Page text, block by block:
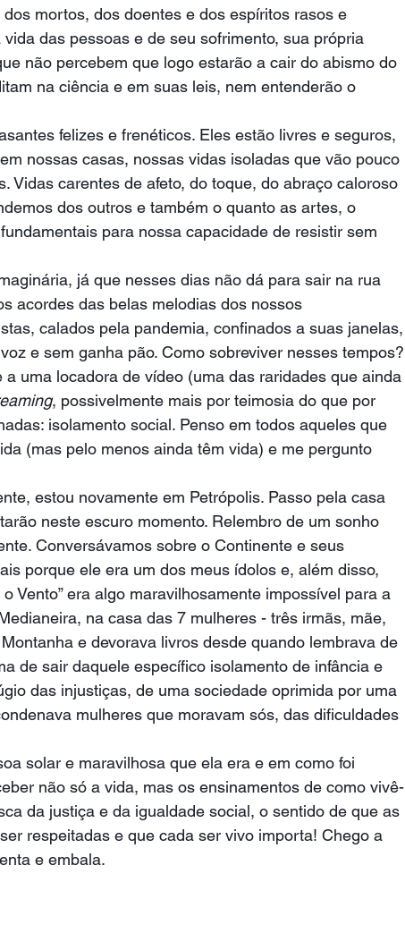
mortos, dos doentes e dos espíritos rasos e
das pessoas e de seu sofrimento, sua própria
não percebem que logo estarão a cair do abismo do
na ciência e em suas leis, nem entenderão o
felizes e frenéticos. Eles estão livres e seguros,
nossas casas, nossas vidas isoladas que vão pouco
Vidas carentes de afeto, do toque, do abraço caloroso
dos outros e também o quanto as artes, o
para nossa capacidade de resistir sem
já que nesses dias não dá para sair na rua
acordes das belas melodias dos nossos
calados pela pandemia, confinados a suas janelas,
e sem ganha pão. Como sobreviver nesses tempos?
uma locadora de vídeo (uma das raridades que ainda
, possivelmente mais por teimosia do que por
isolamento social. Penso em todos aqueles que
(mas pelo menos ainda têm vida) e me pergunto
estou novamente em Petrópolis. Passo pela casa
neste escuro momento. Relembro de um sonho
Conversávamos sobre o Continente e seus
porque ele era um dos meus ídolos e, além disso,
Vento” era algo maravilhosamente impossível para a
na casa das 7 mulheres - três irmãs, mãe,
e devorava livros desde quando lembrava de
de sair daquele específico isolamento de infância e
das injustiças, de uma sociedade oprimida por uma
mulheres que moravam sós, das dificuldades
solar e maravilhosa que ela era e em como foi
não só a vida, mas os ensinamentos de como vivê-
da justiça e da igualdade social, o sentido de que as
respeitadas e que cada ser vivo importa! Chego a
e embala.